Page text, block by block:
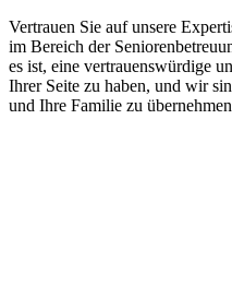
Vertrauen Sie auf unsere
im Bereich der
es ist, eine vertrauenswürdige
Ihrer Seite zu haben, und wir
und Ihre Familie zu